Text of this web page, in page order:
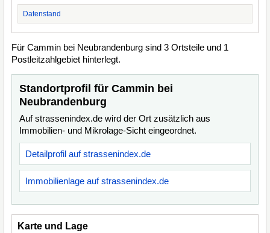
Datenstand
Für Cammin bei Neubrandenburg sind 3 Ortsteile und 1
Postleitzahlgebiet hinterlegt.
Standortprofil für Cammin bei
Neubrandenburg
Auf strassenindex.de wird der Ort zusätzlich aus
Immobilien- und Mikrolage-Sicht eingeordnet.
Detailprofil auf strassenindex.de
Immobilienlage auf strassenindex.de
Karte und Lage